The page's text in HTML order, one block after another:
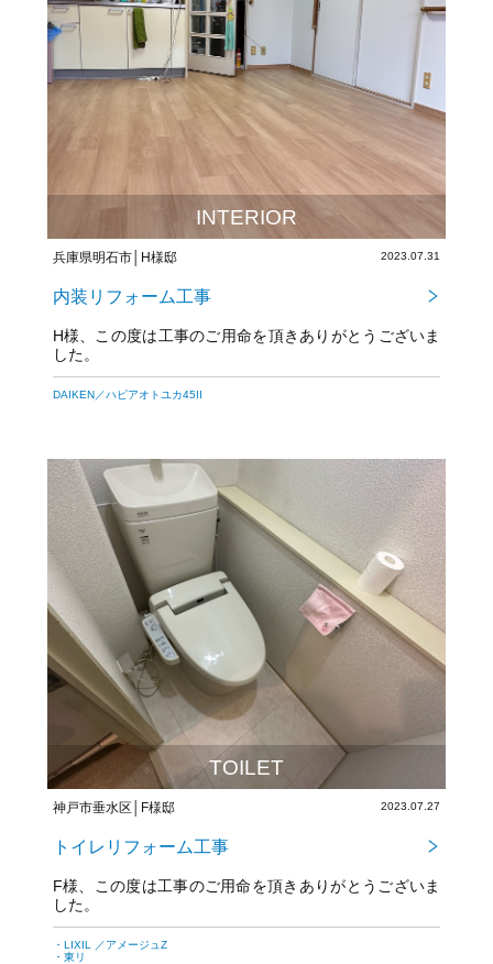
INTERIOR
兵庫県明石市│H様邸 2023.07.31
内装リフォーム工事
H様、この度は工事のご用命を頂きありがとうございま
した。
DAIKEN／ハピアオトユカ45II
TOILET
神戸市垂水区│F様邸 2023.07.27
トイレリフォーム工事
F様、この度は工事のご用命を頂きありがとうございま
した。
今後とも宜しくお願い致します！
・LIXIL ／アメージュZ
・東リ